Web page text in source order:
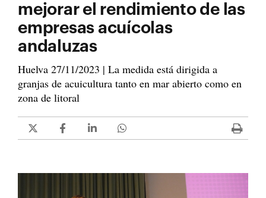
mejorar el rendimiento de las
empresas acuícolas
andaluzas
Huelva 27/11/2023 | La medida está dirigida a
granjas de acuicultura tanto en mar abierto como en
zona de litoral